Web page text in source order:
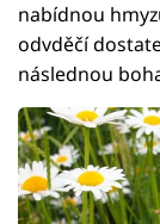
nabídnou
odvděčí
následnou